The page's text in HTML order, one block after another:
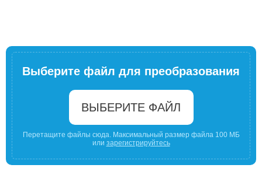
Выберите файл для преобразования
ВЫБЕРИТЕ ФАЙЛ
Перетащите файлы сюда. Максимальный размер файла 100 МБ
или зарегистрируйтесь